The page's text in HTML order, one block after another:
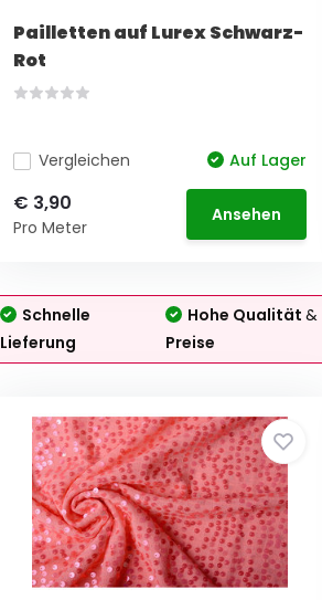
Pailletten auf Lurex Schwarz-
Rot
Vergleichen Auf Lager
€ 3,90
Pro Meter
Ansehen
Schnelle
Lieferung
Hohe Qualität&
Preise